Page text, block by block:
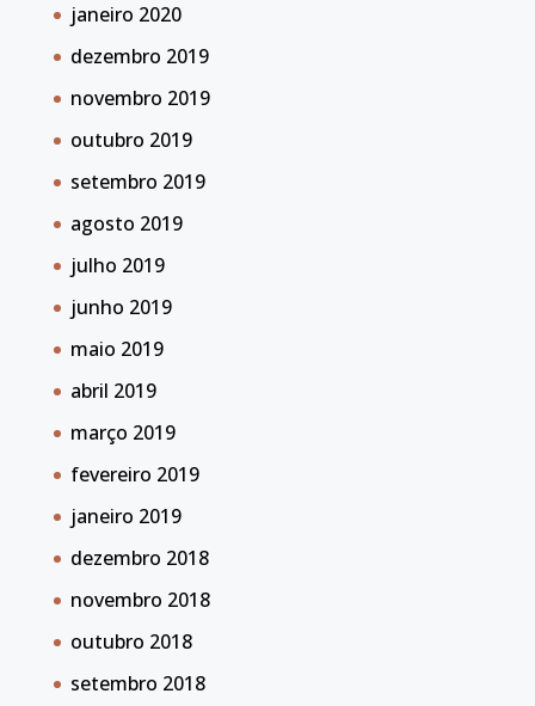
janeiro 2020
dezembro 2019
novembro 2019
outubro 2019
setembro 2019
agosto 2019
julho 2019
junho 2019
maio 2019
abril 2019
março 2019
fevereiro 2019
janeiro 2019
dezembro 2018
novembro 2018
outubro 2018
setembro 2018